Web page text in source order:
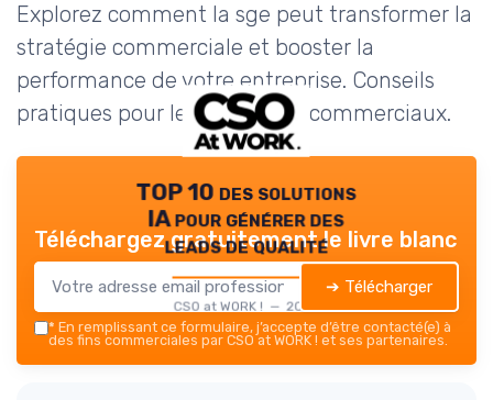
Explorez comment la sge peut transformer la
stratégie commerciale et booster la
performance de votre entreprise. Conseils
pratiques pour les directeurs commerciaux.
TOP 10 des solutions
IA pour générer des
leads de qualité
CSO at WORK ! — 2026
Téléchargez gratuitement le livre blanc
➔ Télécharger
* En remplissant ce formulaire, j’accepte d’être contacté(e) à
des fins commerciales par CSO at WORK ! et ses partenaires.